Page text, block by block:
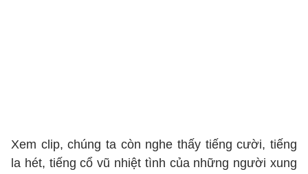
Xem clip, chúng ta còn nghe thấy tiếng cười, tiếng
la hét, tiếng cổ vũ nhiệt tình của những người xung